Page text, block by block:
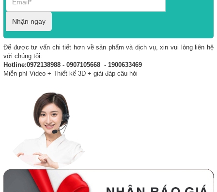
Nhận ngay
Để được tư vấn chi tiết hơn về sản phẩm và dịch vụ, xin vui lòng liên hệ
với chúng tôi:
Hotline:0972138988 - 0907105668 - 1900633469
Miễn phí Video + Thiết kế 3D + giải đáp câu hỏi